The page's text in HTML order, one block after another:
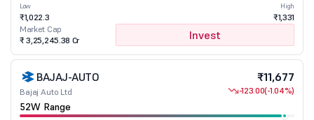
Low
₹1,022.3
High
₹1,331
Market Cap
₹ 3,25,245.38 Cr
Invest
BAJAJ-AUTO
Bajaj Auto Ltd
₹11,677
-123.00(-1.04%)
52W Range